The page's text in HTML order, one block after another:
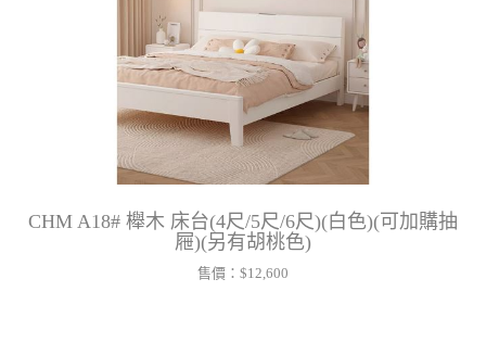
CHM A18# 櫸木 床台(4尺/5尺/6尺)(白色)(可加購抽
屜)(另有胡桃色)
售價： $12,600